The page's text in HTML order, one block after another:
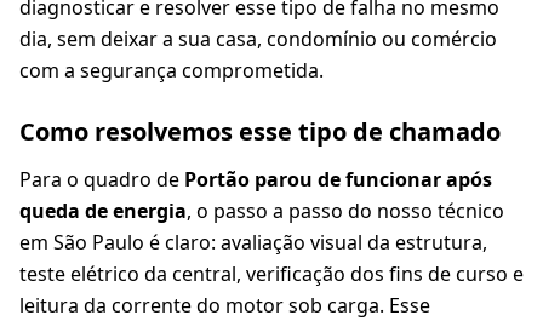
diagnosticar e resolver esse tipo de falha no mesmo
dia, sem deixar a sua casa, condomínio ou comércio
com a segurança comprometida.
Como resolvemos esse tipo de chamado
Para o quadro de Portão parou de funcionar após
queda de energia, o passo a passo do nosso técnico
em São Paulo é claro: avaliação visual da estrutura,
teste elétrico da central, verificação dos fins de curso e
leitura da corrente do motor sob carga. Esse